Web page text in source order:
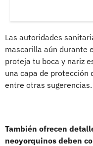
Las autoridades
mascarilla aún durante
proteja tu boca y nariz
una capa de protección
entre otras sugerencias.
También ofrecen
neoyorquinos deben